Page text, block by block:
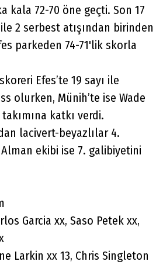
kala 72-70 öne geçti. Son 17
2 serbest atışından birinden
parkeden 74-71'lik skorla
Efes’te 19 sayı ile
olurken, Münih’te ise Wade
katkı verdi.
lacivert-beyazlılar 4.
ekibi ise 7. galibiyetini
Garcia xx, Saso Petek xx,
Larkin xx 13, Chris Singleton